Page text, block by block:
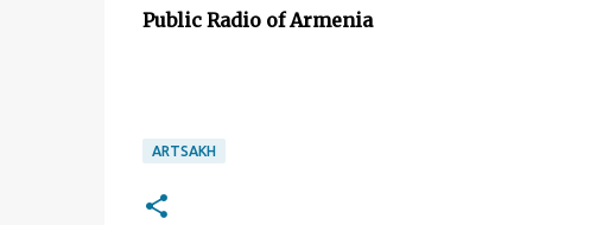
Public Radio of Armenia
ARTSAKH